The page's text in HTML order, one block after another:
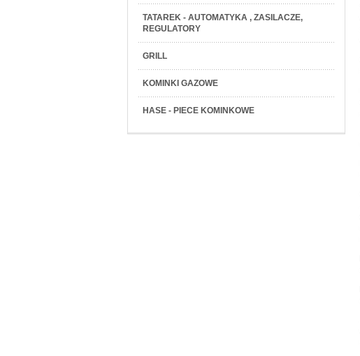
TATAREK - AUTOMATYKA , ZASILACZE,
REGULATORY
GRILL
KOMINKI GAZOWE
HASE - PIECE KOMINKOWE